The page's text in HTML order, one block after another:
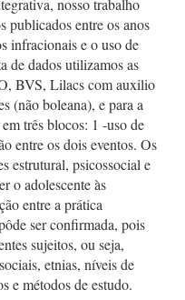
nosso trabalho
publicados entre os anos
infracionais e o uso de
de dados utilizamos as
BVS, Lilacs com auxilio
(não boleana), e para a
três blocos: 1 -uso de
entre os dois eventos. Os
estrutural, psicossocial e
o adolescente às
entre a prática
ser confirmada, pois
sujeitos, ou seja,
etnias, níveis de
e métodos de estudo.